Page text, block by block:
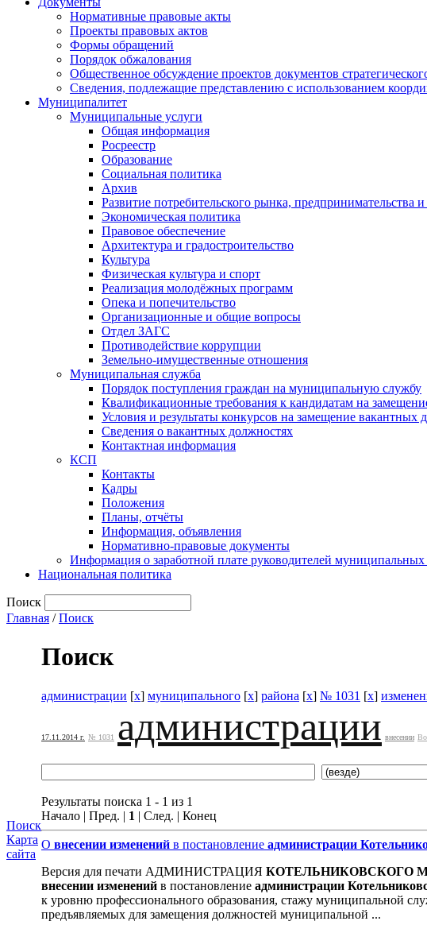
Нормативные правовые акты
Проекты правовых актов
Формы обращений
Порядок обжалования
Общественное обсуждение проектов документов
Сведения, подлежащие представлению с использованием
Муниципалитет
Муниципальные услуги
Общая информация
Росреестр
Образование
Социальная политика
Архив
Развитие потребительского рынка, предпринимательства
Экономическая политика
Правовое обеспечение
Архитектура и градостроительство
Культура
Физическая культура и спорт
Реализация молодёжных программ
Опека и попечительство
Организационные и общие вопросы
Отдел ЗАГС
Противодействие коррупции
Земельно-имущественные отношения
Муниципальная служба
Порядок поступления граждан на муниципальную службу
Квалификационные требования к кандидатам на
Условия и результаты конкурсов на замещение вакантных
Сведения о вакантных должностях
Контактная информация
КСП
Контакты
Кадры
Положения
Планы, отчёты
Информация, объявления
Нормативно-правовые документы
Информация о заработной плате руководителей
Национальная политика
Поиск
Главная /Поиск
Поиск
Карта
сайта
Поиск
администрации [x] муниципального [x] района [x] № 1031 [x]
17.11.2014 г. № 1031 администрации внесении
Результаты поиска 1 - 1 из 1
Начало | Пред. | 1 | След. | Конец
О внесении изменений в постановление администрации
Версия для печати АДМИНИСТРАЦИЯ КОТЕЛЬНИКОВСКОГО
внесении изменений в постановление администрации
к уровню профессионального образования, стажу муниципальной
предъявляемых для замещения должностей муниципальной ...